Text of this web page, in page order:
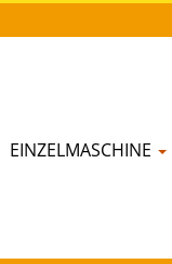
EINZELMASCHINE